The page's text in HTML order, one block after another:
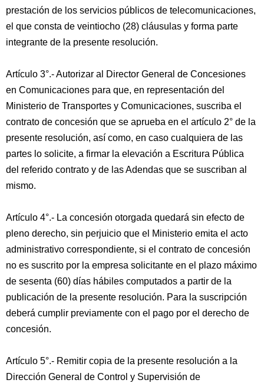
prestación de los servicios públicos de telecomunicaciones,
el que consta de veintiocho (28) cláusulas y forma parte
integrante de la presente resolución.
Artículo 3°.- Autorizar al Director General de Concesiones
en Comunicaciones para que, en representación del
Ministerio de Transportes y Comunicaciones, suscriba el
contrato de concesión que se aprueba en el artículo 2° de la
presente resolución, así como, en caso cualquiera de las
partes lo solicite, a firmar la elevación a Escritura Pública
del referido contrato y de las Adendas que se suscriban al
mismo.
Artículo 4°.- La concesión otorgada quedará sin efecto de
pleno derecho, sin perjuicio que el Ministerio emita el acto
administrativo correspondiente, si el contrato de concesión
no es suscrito por la empresa solicitante en el plazo máximo
de sesenta (60) días hábiles computados a partir de la
publicación de la presente resolución. Para la suscripción
deberá cumplir previamente con el pago por el derecho de
concesión.
Artículo 5°.- Remitir copia de la presente resolución a la
Dirección General de Control y Supervisión de